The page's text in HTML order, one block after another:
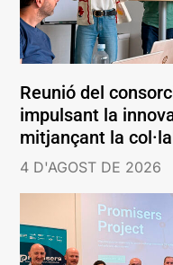
Reunió del
impulsant la
mitjançant la
4 D'AGOST DE 2026